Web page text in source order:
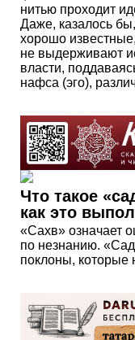
нитью проходит
Даже, казалось
хорошо
не выдерживают
власти,
нафса (эго),
Что такое
как это
«Сахв» означает
по незнанию.
поклоны, которые